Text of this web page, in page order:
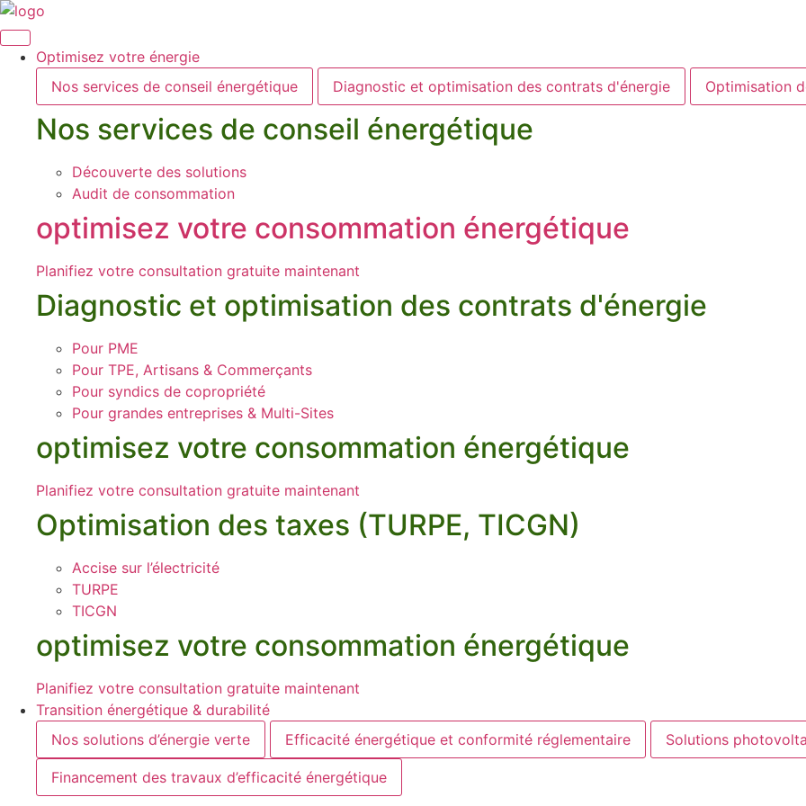
Aller
au
contenuOptimisez votre énergie
Nos services de conseil énergétique
Diagnostic et optimisation des contrats d'énergie Optimisation
Nos services de conseil énergétique
Découverte des solutions
Audit de consommation
optimisez votre consommation énergétique
Planifiez votre consultation gratuite maintenant
Diagnostic et optimisation des contrats d'énergie
Pour PME
Pour TPE, Artisans & Commerçants
Pour syndics de copropriété
Pour grandes entreprises & Multi-Sites
optimisez votre consommation énergétique
Planifiez votre consultation gratuite maintenant
Optimisation des taxes (TURPE, TICGN)
Accise sur l’électricité
TURPE
TICGN
optimisez votre consommation énergétique
Planifiez votre consultation gratuite maintenant
Transition énergétique & durabilité
Nos solutions d’énergie verte
Efficacité énergétique et conformité réglementaire Solutions
Financement des travaux d’efficacité énergétique